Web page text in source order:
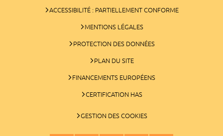
ACCESSIBILITÉ : PARTIELLEMENT CONFORME
MENTIONS LÉGALES
PROTECTION DES DONNÉES
PLAN DU SITE
FINANCEMENTS EUROPÉENS
CERTIFICATION HAS
GESTION DES COOKIES